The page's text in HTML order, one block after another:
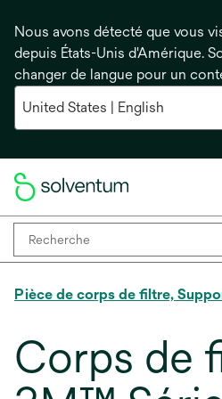
Nous avons détecté que vous
depuis États-Unis d'Amérique.
changer de langue pour un
Pièce de corps de filtre,
Corps de